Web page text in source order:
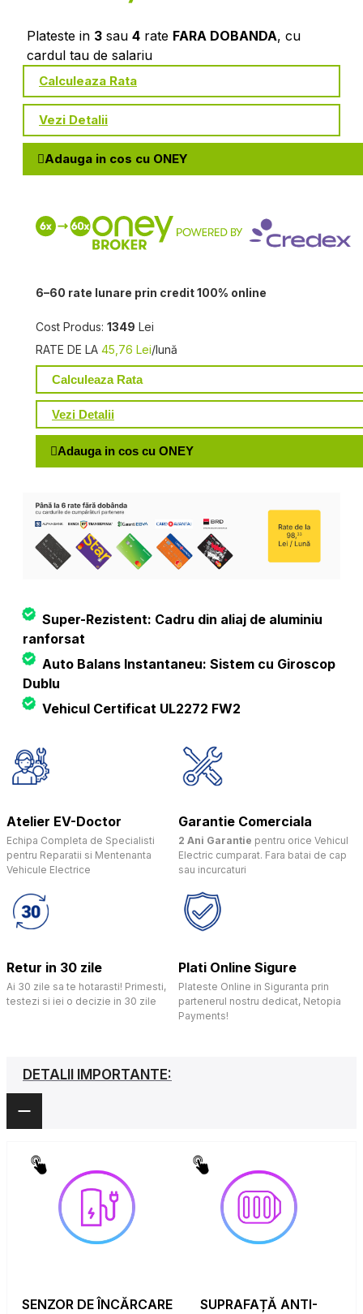
Plateste in 3 sau 4 rate FARA DOBANDA, cu
cardul tau de salariu
Calculeaza Rata
Vezi Detalii
Adauga in cos cu ONEY
6–60 rate lunare prin credit 100% online
Cost Produs: 1349 Lei
RATE DE LA 45,76 Lei/lună
Calculeaza Rata
Vezi Detalii
Adauga in cos cu ONEY
Super-Rezistent: Cadru din aliaj de aluminiu
ranforsat
Auto Balans Instantaneu: Sistem cu Giroscop
Dublu
Vehicul Certificat UL2272 FW2
Atelier EV-Doctor
Echipa Completa de Specialisti
pentru Reparatii si Mentenanta
Vehicule Electrice
Garantie Comerciala
2 Ani Garantie pentru orice Vehicul
Electric cumparat. Fara batai de cap
sau incurcaturi
Retur in 30 zile
Ai 30 zile sa te hotarasti! Primesti,
testezi si iei o decizie in 30 zile
Plati Online Sigure
Plateste Online in Siguranta prin
partenerul nostru dedicat, Netopia
Payments!
DETALII IMPORTANTE:
SENZOR DE ÎNCĂRCARE
SUPRAFAȚĂ ANTI-